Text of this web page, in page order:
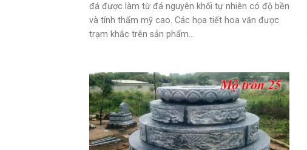
đá được làm từ đá nguyên khối tự nhiên có độ bền
và tính thẩm mỹ cao. Các họa tiết hoa văn được
trạm khắc trên sản phẩm...